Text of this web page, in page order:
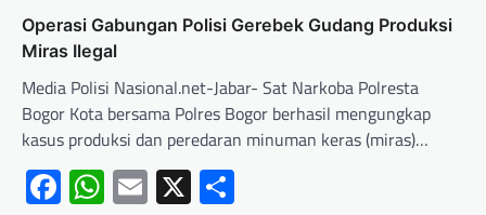
Operasi Gabungan Polisi Gerebek Gudang Produksi
Miras Ilegal
Media Polisi Nasional.net-Jabar- Sat Narkoba Polresta
Bogor Kota bersama Polres Bogor berhasil mengungkap
kasus produksi dan peredaran minuman keras (miras)…
Facebook
WhatsApp
Email
X